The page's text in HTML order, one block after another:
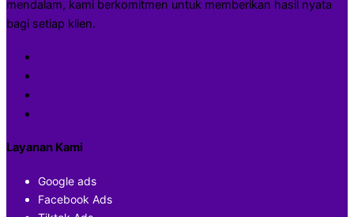
mendalam, kami berkomitmen untuk memberikan hasil nyata
bagi setiap klien.
Layanan Kami
Google ads
Facebook Ads